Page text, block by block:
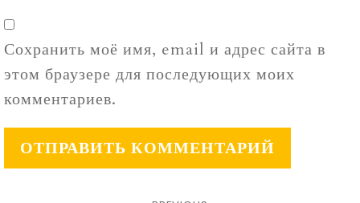
Сохранить моё имя, email и адрес сайта в
этом браузере для последующих моих
комментариев.